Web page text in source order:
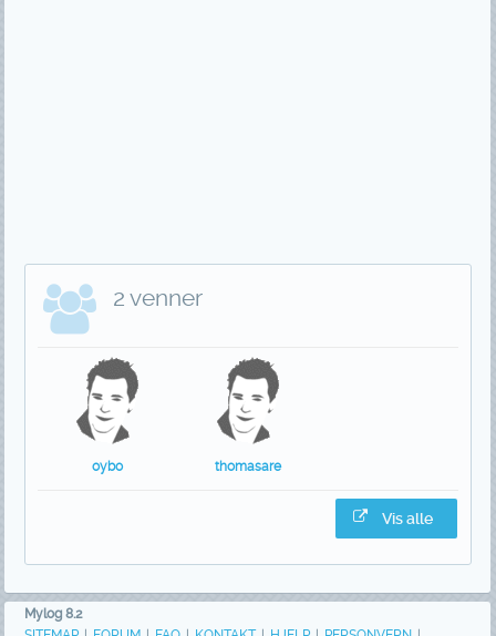
2 venner
oybo thomasare
Vis alle
Mylog 8.2